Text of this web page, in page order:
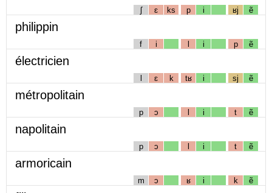
ʃ ɛ ks p i ʁj ẽ
philippin
f i l i p ẽ
électricien
l ɛ k tʁ i sj ẽ
métropolitain
p ɔ l i t ẽ
napolitain
p ɔ l i t ẽ
armoricain
m ɔ ʁ i k ẽ